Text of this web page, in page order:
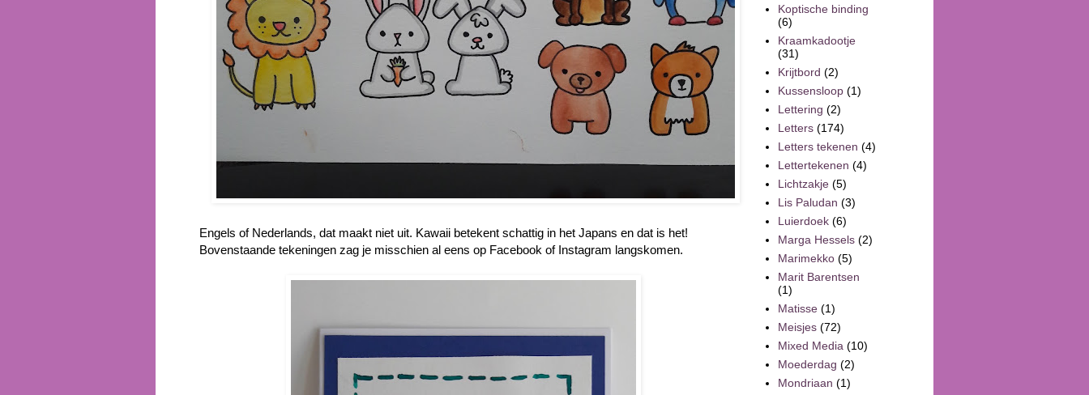
Engels of Nederlands, dat maakt niet uit. Kawaii betekent schattig in het Japans en dat is het!
Bovenstaande tekeningen zag je misschien al eens op Facebook of Instagram langskomen.
Koptische binding
(6)
Kraamkadootje
(31)
Krijtbord (2)
Kussensloop (1)
Lettering (2)
Letters (174)
Letters tekenen (4)
Lettertekenen (4)
Lichtzakje (5)
Lis Paludan (3)
Luierdoek (6)
Marga Hessels (2)
Marimekko (5)
Marit Barentsen
(1)
Matisse (1)
Meisjes (72)
Mixed Media (10)
Moederdag (2)
Mondriaan (1)